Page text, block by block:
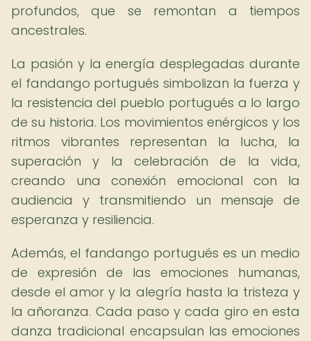
profundos, que se remontan a tiempos
ancestrales.
La pasión y la energía desplegadas durante
el fandango portugués simbolizan la fuerza y
la resistencia del pueblo portugués a lo largo
de su historia. Los movimientos enérgicos y los
ritmos vibrantes representan la lucha, la
superación y la celebración de la vida,
creando una conexión emocional con la
audiencia y transmitiendo un mensaje de
esperanza y resiliencia.
Además, el fandango portugués es un medio
de expresión de las emociones humanas,
desde el amor y la alegría hasta la tristeza y
la añoranza. Cada paso y cada giro en esta
danza tradicional encapsulan las emociones